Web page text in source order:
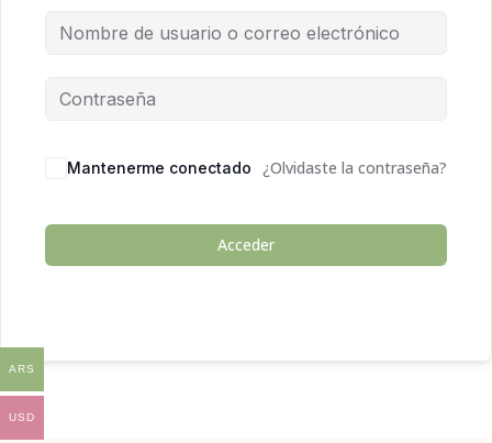
Mantenerme conectado ¿Olvidaste la contraseña?
Acceder
ARS
USD